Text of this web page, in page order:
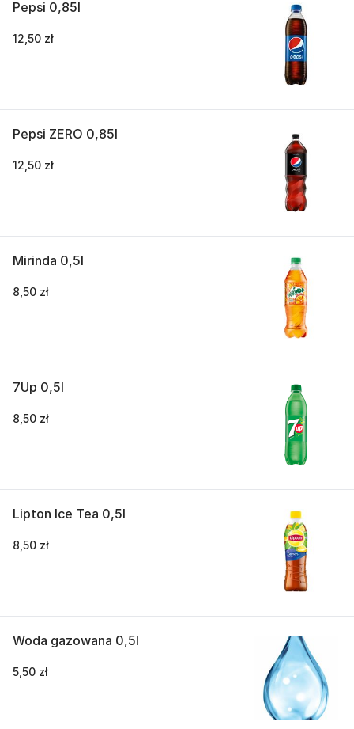
Pepsi 0,85l
12,50 zł
Pepsi ZERO 0,85l
12,50 zł
Mirinda 0,5l
8,50 zł
7Up 0,5l
8,50 zł
Lipton Ice Tea 0,5l
8,50 zł
Woda gazowana 0,5l
5,50 zł